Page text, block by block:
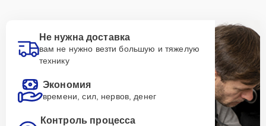
Не нужна доставка
вам не нужно везти большую и тяжелую
технику
Экономия
времени, сил, нервов, денег
Контроль процесса